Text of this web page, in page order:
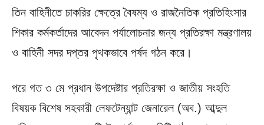
তিন বাহিনীতে চাকরির ক্ষেত্রে বৈষম্য ও রাজনৈতিক প্রতিহিংসার
শিকার কর্মকর্তাদের আবেদন পর্যালোচনার জন্য প্রতিরক্ষা মন্ত্রণালয়
ও বাহিনী সদর দপ্তর পৃথকভাবে পর্ষদ গঠন করে।
পরে গত ৩ মে প্রধান উপদেষ্টার প্রতিরক্ষা ও জাতীয় সংহতি
বিষয়ক বিশেষ সহকারী লেফটেন্যান্ট জেনারেল (অব.) আব্দুল